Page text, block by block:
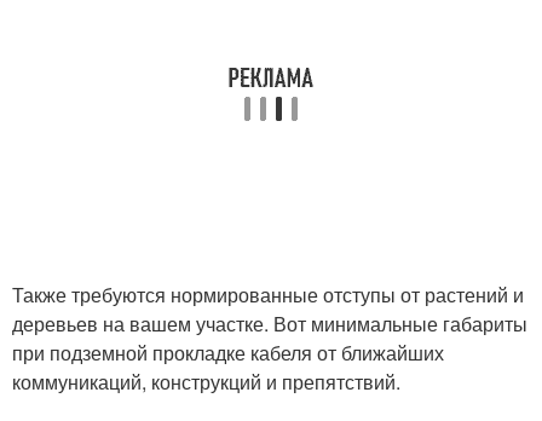
Также требуются нормированные отступы от растений и
деревьев на вашем участке. Вот минимальные габариты
при подземной прокладке кабеля от ближайших
коммуникаций, конструкций и препятствий.